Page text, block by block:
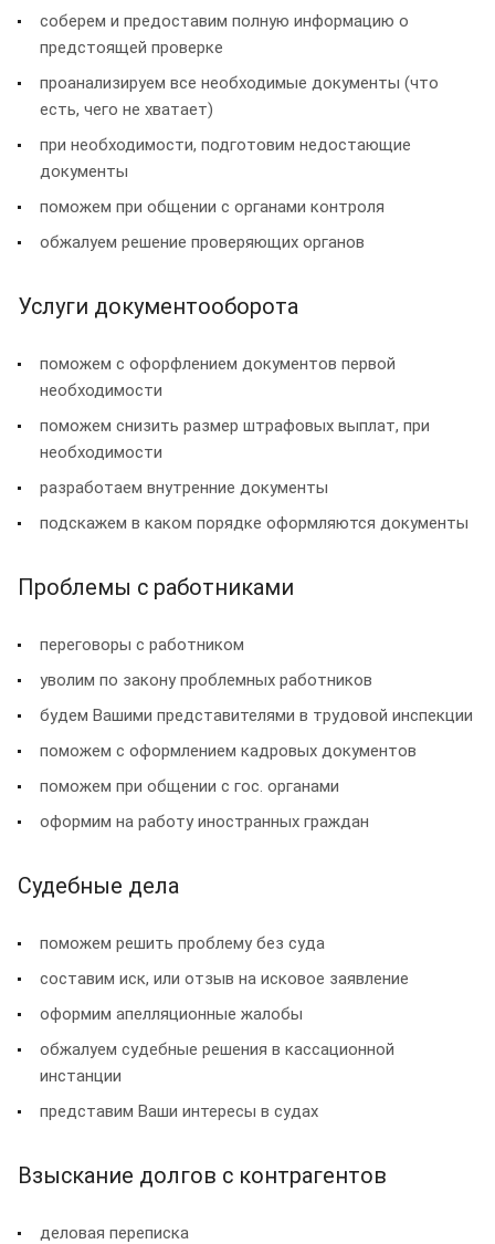
соберем и предоставим полную информацию о
предстоящей проверке
проанализируем все необходимые документы (что
есть, чего не хватает)
при необходимости, подготовим недостающие
документы
поможем при общении с органами контроля
обжалуем решение проверяющих органов
Услуги документооборота
поможем с офорфлением документов первой
необходимости
поможем снизить размер штрафовых выплат, при
необходимости
разработаем внутренние документы
подскажем в каком порядке оформляются документы
Проблемы с работниками
переговоры с работником
уволим по закону проблемных работников
будем Вашими представителями в трудовой инспекции
поможем с оформлением кадровых документов
поможем при общении с гос. органами
оформим на работу иностранных граждан
Судебные дела
поможем решить проблему без суда
составим иск, или отзыв на исковое заявление
оформим апелляционные жалобы
обжалуем судебные решения в кассационной
инстанции
представим Ваши интересы в судах
Взыскание долгов с контрагентов
деловая переписка